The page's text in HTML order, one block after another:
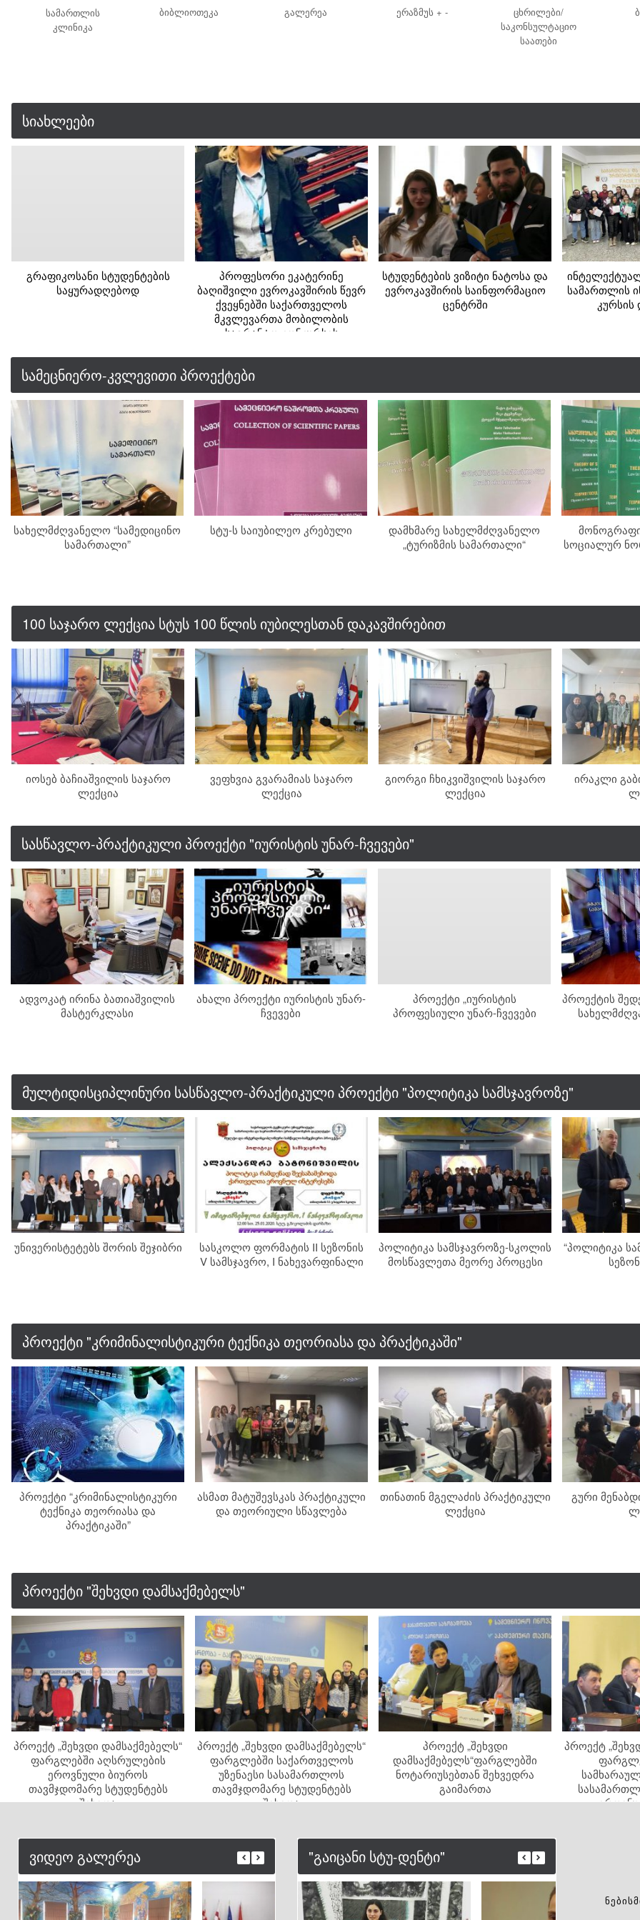
სამართლის
კლინიკა
ბიბლიოთეკა გალერეა ერაზმუს + -
ცხრილები/
საკონსულტაციო
საათები
სიახლეები
გრაფიკოსანი სტუდენტების
საყურადღებოდ
პროფესორი ეკატერინე
ბაღიშვილი ევროკავშირის წევრ
ქვეყნებში საქართველოს
მკვლევართა მობილობის
საგრანტო კონკურსის
სტუდენტების ვიზიტი ნატოსა და
ევროკავშირის საინფორმაციო
ცენტრში
სამართლის
სამეცნიერო-კვლევითი პროექტები
სახელმძღვანელო “სამედიცინო
სამართალი”
სტუ-ს საიუბილეო კრებული
დამხმარე სახელმძღვანელო
„ტურიზმის სამართალი“
სოციალურ
100 საჯარო ლექცია სტუს 100 წლის იუბილესთან დაკავშირებით
იოსებ ბაჩიაშვილის საჯარო
ლექცია
ვეფხვია გვარამიას საჯარო
ლექცია
გიორგი ჩხიკვიშვილის საჯარო
ლექცია
ირაკლი
სასწავლო-პრაქტიკული პროექტი "იურისტის უნარ-ჩვევები"
ადვოკატ ირინა ბათიაშვილის
მასტერკლასი
ახალი პროექტი იურისტის უნარ-
ჩვევები
პროექტი „იურისტის
პროფესიული უნარ-ჩვევები
პროექტის
მულტიდისციპლინური სასწავლო-პრაქტიკული პროექტი "პოლიტიკა სამსჯავროზე"
უნივერისტეტებს შორის შეჯიბრი
სასკოლო ფორმატის II სეზონის
V სამსჯავრო, I ნახევარფინალი
პოლიტიკა სამსჯავროზე-სკოლის
მოსწავლეთა მეორე პროცესი
“პოლიტიკა
პროექტი "კრიმინალისტიკური ტექნიკა თეორიასა და პრაქტიკაში"
პროექტი “კრიმინალისტიკური
ტექნიკა თეორიასა და
პრაქტიკაში”
ასმათ მატუშევსკას პრაქტიკული
და თეორიული სწავლება
თინათინ მგელაძის პრაქტიკული
ლექცია
გური
პროექტი "შეხვდი დამსაქმებელს"
პროექტ „შეხვდი დამსაქმებელს“
ფარგლებში აღსრულების
ეროვნული ბიუროს
თავმჯდომარე სტუდენტებს
შეხვდა
პროექტ „შეხვდი დამსაქმებელს“
ფარგლებში საქართველოს
უზენაესი სასამართლოს
თავმჯდომარე სტუდენტებს
შეხვდა
პროექტ „შეხვდი
დამსაქმებელს“ფარგლებში
ნოტარიუსებთან შეხვედრა
გაიმართა
პროექტ
ვიდეო გალერეა "გაიცანი სტუ-დენტი"